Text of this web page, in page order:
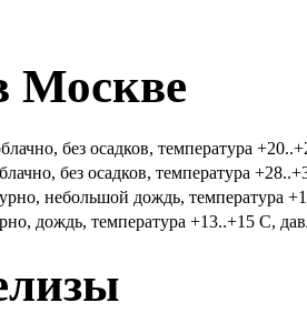
Москве
без осадков, температура
без осадков, температура
небольшой дождь, температура
дождь, температура +13..+15 С,